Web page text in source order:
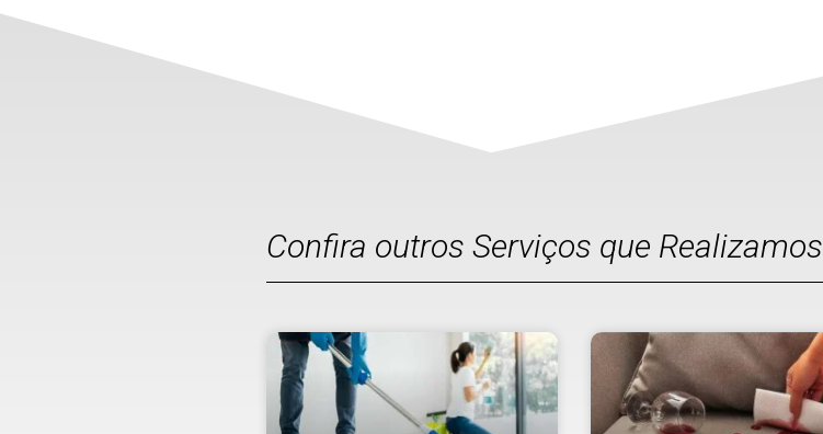
Confira outros Serviços que Realizamos